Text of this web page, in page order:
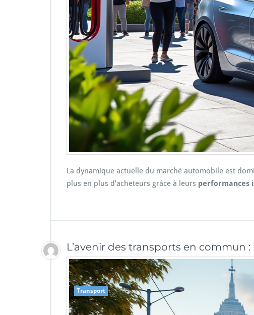
La dynamique actuelle du marché automobile est
plus en plus d’acheteurs grâce à leurs performances
L’avenir des transports en commun
Transport